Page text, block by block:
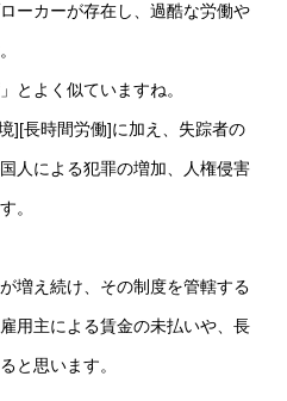
ーカーが存在し、過酷な労働や
とよく似ていますね。
][長時間労働]に加え、失踪者の
人による犯罪の増加、人権侵害
。
増え続け、その制度を管轄する
用主による賃金の未払いや、長
と思います。